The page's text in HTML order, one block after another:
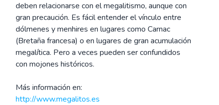
deben relacionarse con el megalitismo, aunque con
gran precaución. Es fácil entender el vínculo entre
dólmenes y menhires en lugares como Carnac
(Bretaña francesa) o en lugares de gran acumulación
megalítica. Pero a veces pueden ser confundidos
con mojones históricos.
Más información en:
http://www.megalitos.es